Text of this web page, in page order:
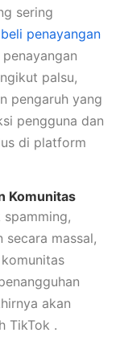
sering
penayangan
palsu,
pengaruh yang
pengguna dan
di platform
Komunitas
massal,
akan
TikTok .